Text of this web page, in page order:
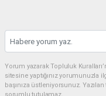
Yorum yazarak Topluluk
sitesine yaptığınız yorumunuzla
başınıza üstleniyorsunuz.
sorumlu tutulamaz.